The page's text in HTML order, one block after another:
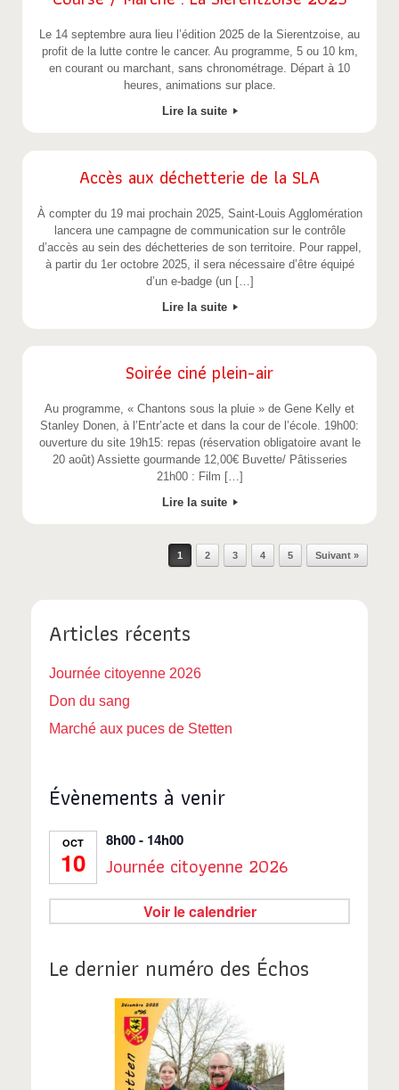
Le 14 septembre aura lieu l’édition 2025 de la Sierentzoise, au
profit de la lutte contre le cancer. Au programme, 5 ou 10 km,
en courant ou marchant, sans chronométrage. Départ à 10
heures, animations sur place.
Lire la suite
Accès aux déchetterie de la SLA
À compter du 19 mai prochain 2025, Saint-Louis Agglomération
lancera une campagne de communication sur le contrôle
d’accès au sein des déchetteries de son territoire. Pour rappel,
à partir du 1er octobre 2025, il sera nécessaire d’être équipé
d’un e-badge (un […]
Lire la suite
Soirée ciné plein-air
Au programme, « Chantons sous la pluie » de Gene Kelly et
Stanley Donen, à l’Entr’acte et dans la cour de l’école. 19h00:
ouverture du site 19h15: repas (réservation obligatoire avant le
20 août) Assiette gourmande 12,00€ Buvette/ Pâtisseries
21h00 : Film […]
Lire la suite
1 2 3 4 5 Suivant »
Articles récents
Journée citoyenne 2026
Don du sang
Marché aux puces de Stetten
Évènements à venir
OCT
10
8h00- 14h00
Journée citoyenne 2026
Voir le calendrier
Le dernier numéro des Échos